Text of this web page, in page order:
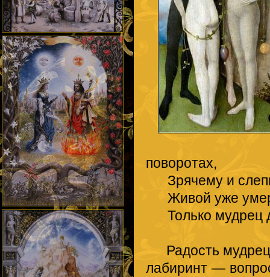
поворотах,
Зрячему и
Живой уже
Только мудрец
Радость
лабиринт —